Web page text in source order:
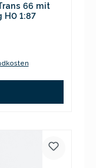
66 mit
H0 1:87